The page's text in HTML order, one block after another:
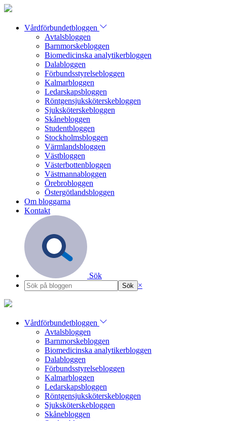
Vårdförbundetbloggen
Avtalsbloggen
Barnmorskebloggen
Biomedicinska analytikerbloggen
Dalabloggen
Förbundsstyrelsebloggen
Kalmarbloggen
Ledarskapsbloggen
Röntgensjuksköterskebloggen
Sjuksköterskebloggen
Skånebloggen
Studentbloggen
Stockholmsbloggen
Värmlandsbloggen
Västbloggen
Västerbottenbloggen
Västmannabloggen
Örebrobloggen
Östergötlandsbloggen
Om bloggarna
Kontakt
Sök
×
Vårdförbundetbloggen
Avtalsbloggen
Barnmorskebloggen
Biomedicinska analytikerbloggen
Dalabloggen
Förbundsstyrelsebloggen
Kalmarbloggen
Ledarskapsbloggen
Röntgensjuksköterskebloggen
Sjuksköterskebloggen
Skånebloggen